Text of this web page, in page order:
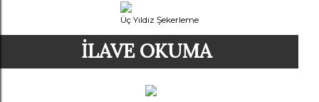
Üç Yıldız Şekerleme
İLAVE OKUMA